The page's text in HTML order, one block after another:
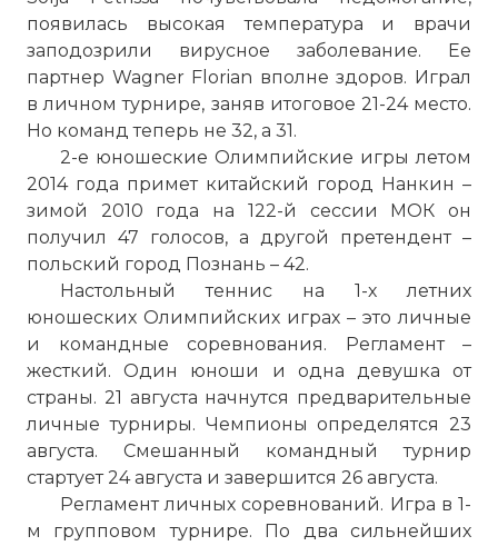
появилась высокая температура и врачи
заподозрили вирусное заболевание. Ее
партнер Wagner Florian вполне здоров. Играл
в личном турнире, заняв итоговое 21-24 место.
Но команд теперь не 32, а 31.
2-е юношеские Олимпийские игры летом
2014 года примет китайский город Нанкин –
зимой 2010 года на 122-й сессии МОК он
получил 47 голосов, а другой претендент –
польский город Познань – 42.
Настольный теннис на 1-х летних
юношеских Олимпийских играх – это личные
и командные соревнования. Регламент –
жесткий. Один юноши и одна девушка от
страны. 21 августа начнутся предварительные
личные турниры. Чемпионы определятся 23
августа. Смешанный командный турнир
стартует 24 августа и завершится 26 августа.
Регламент личных соревнований. Игра в 1-
м групповом турнире. По два сильнейших